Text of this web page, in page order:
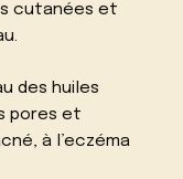
cutanées et
des huiles
pores et
à l’eczéma